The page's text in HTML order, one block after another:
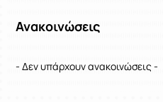
Ανακοινώσεις
- Δεν υπάρχουν ανακοινώσεις -